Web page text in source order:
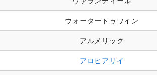
ウォータートゥワイン
アルメリック
アロヒアリイ